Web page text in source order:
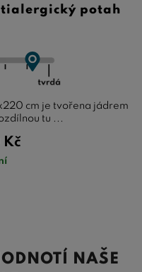
potah
cm je tvořena jádrem
tu ...
Kč
NAŠE